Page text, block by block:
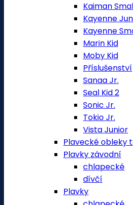
Kaiman
Kayenne
Kayenne
Marin Kid
Moby Kid
Příslušenství
Sanaa Jr.
Seal Kid 2
Sonic Jr.
Tokio Jr.
Vista Junior
Plavecké obleky
Plavky závodní
chlapecké
dívčí
Plavky